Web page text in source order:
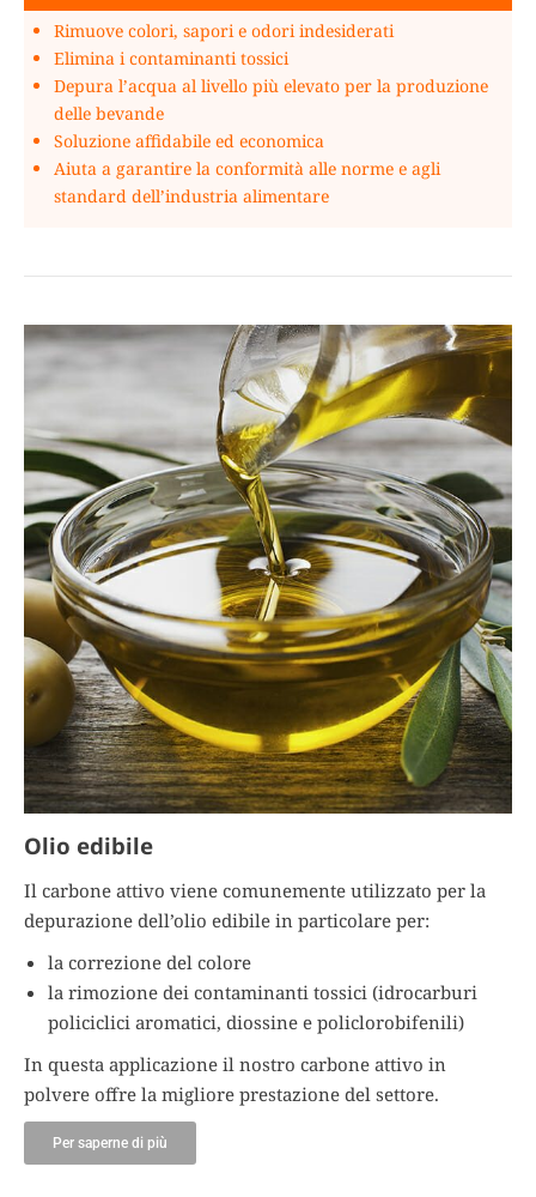
Rimuove colori, sapori e odori indesiderati
Elimina i contaminanti tossici
Depura l’acqua al livello più elevato per la produzione
delle bevande
Soluzione affidabile ed economica
Aiuta a garantire la conformità alle norme e agli
standard dell’industria alimentare
Olio edibile
Il carbone attivo viene comunemente utilizzato per la
depurazione dell’olio edibile in particolare per:
la correzione del colore
la rimozione dei contaminanti tossici (idrocarburi
policiclici aromatici, diossine e policlorobifenili)
In questa applicazione il nostro carbone attivo in
polvere offre la migliore prestazione del settore.
Per saperne di più